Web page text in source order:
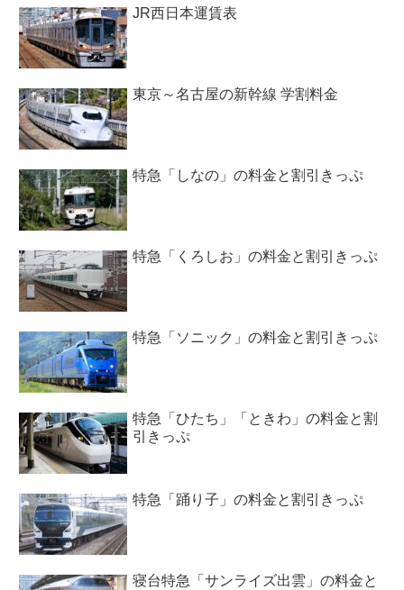
JR西日本運賃表
東京～名古屋の新幹線 学割料金
特急「しなの」の料金と割引きっぷ
特急「くろしお」の料金と割引きっぷ
特急「ソニック」の料金と割引きっぷ
特急「ひたち」「ときわ」の料金と割
引きっぷ
特急「踊り子」の料金と割引きっぷ
寝台特急「サンライズ出雲」の料金と